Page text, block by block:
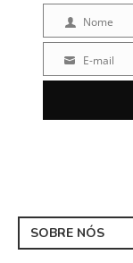
Nome Nome
mail
E-mail
SOBRE NÓS